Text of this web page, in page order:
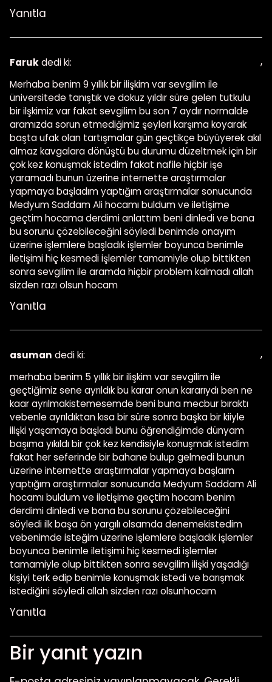
Yanıtla
Farukdedi ki: ,
Merhaba benim 9 yıllık bir ilişkim var sevgilim ile
üniversitede tanıştık ve dokuz yıldır süre gelen tutkulu
bir ilşkimiz var fakat sevgilim bu son 7 aydır normalde
aramızda sorun etmediğimiz şeyleri karşıma koyarak
başta ufak olan tartışmalar gün geçtikçe büyüyerek akıl
almaz kavgalara dönüştü bu durumu düzeltmek için bir
çok kez konuşmak istedim fakat nafile hiçbir işe
yaramadı bunun üzerine internette araştırmalar
yapmaya başladım yaptığım araştırmalar sonucunda
Medyum Saddam Ali hocamı buldum ve iletişime
geçtim hocama derdimi anlattım beni dinledi ve bana
bu sorunu çözebileceğini söyledi benimde onayım
üzerine işlemlere başladık işlemler boyunca benimle
iletişimi hiç kesmedi işlemler tamamiyle olup bittikten
sonra sevgilim ile aramda hiçbir problem kalmadı allah
sizden razı olsun hocam
Yanıtla
asuman dedi ki: ,
merhaba benim 5 yıllık bir ilişkim var sevgilim ile
geçtiğimiz sene ayrıldık bu karar onun kararıydı ben ne
kaar ayrılmakistemesemde beni buna mecbur bıraktı
vebenle ayrıldıktan kısa bir süre sonra başka bir kiiyle
ilişki yaşamaya başladı bunu öğrendiğimde dünyam
başıma yıkıldı bir çok kez kendisiyle konuşmak istedim
fakat her seferinde bir bahane bulup gelmedi bunun
üzerine internette araştırmalar yapmaya başlaım
yaptığım araştırmalar sonucunda Medyum Saddam Ali
hocamı buldum ve iletişime geçtim hocam benim
derdimi dinledi ve bana bu sorunu çözebileceğini
söyledi ilk başa ön yargılı olsamda denemekistedim
vebenimde isteğim üzerine işlemlere başladık işlemler
boyunca benimle iletişimi hiç kesmedi işlemler
tamamiyle olup bittikten sonra sevgilim ilişki yaşadığı
kişiyi terk edip benimle konuşmak istedi ve barışmak
istediğini söyledi allah sizden razı olsunhocam
Yanıtla
Bir yanıt yazın